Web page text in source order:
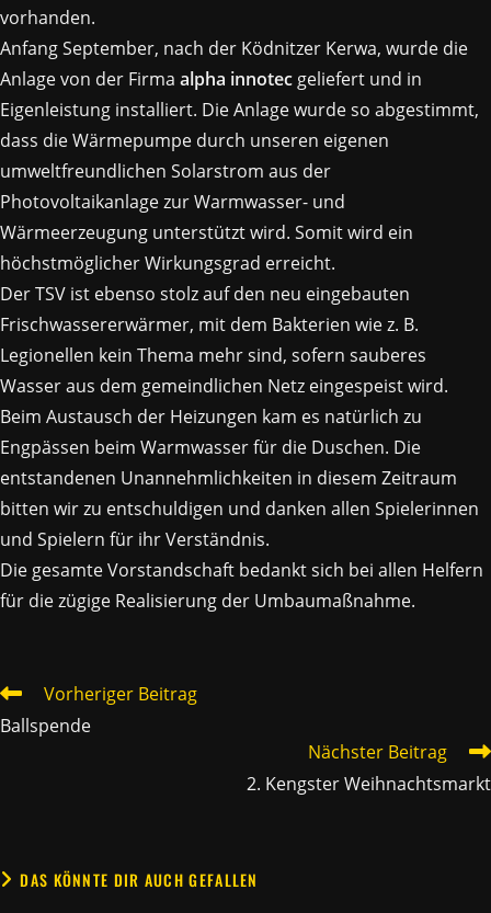
vorhanden.
Anfang September, nach der Ködnitzer Kerwa, wurde die
Anlage von der Firma alpha innotec geliefert und in
Eigenleistung installiert. Die Anlage wurde so abgestimmt,
dass die Wärmepumpe durch unseren eigenen
umweltfreundlichen Solarstrom aus der
Photovoltaikanlage zur Warmwasser- und
Wärmeerzeugung unterstützt wird. Somit wird ein
höchstmöglicher Wirkungsgrad erreicht.
Der TSV ist ebenso stolz auf den neu eingebauten
Frischwassererwärmer, mit dem Bakterien wie z. B.
Legionellen kein Thema mehr sind, sofern sauberes
Wasser aus dem gemeindlichen Netz eingespeist wird.
Beim Austausch der Heizungen kam es natürlich zu
Engpässen beim Warmwasser für die Duschen. Die
entstandenen Unannehmlichkeiten in diesem Zeitraum
bitten wir zu entschuldigen und danken allen Spielerinnen
und Spielern für ihr Verständnis.
Die gesamte Vorstandschaft bedankt sich bei allen Helfern
für die zügige Realisierung der Umbaumaßnahme.
WEITERE
ARTIKEL
ANSEHEN
Vorheriger Beitrag
Ballspende
Nächster Beitrag
2. Kengster Weihnachtsmarkt
DAS KÖNNTE DIR AUCH GEFALLEN